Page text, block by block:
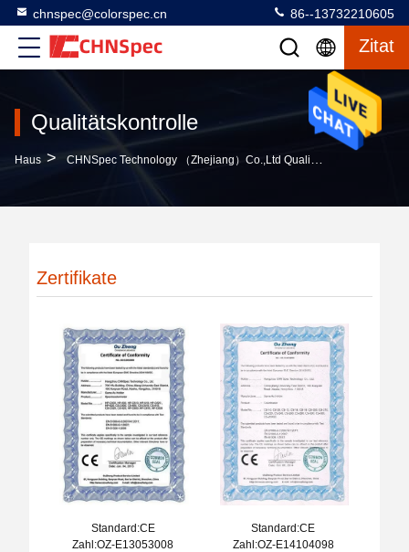
chnspec@colorspec.cn 86--13732210605
Zitat
Qualitätskontrolle
Haus > CHNSpec Technology （Zhejiang）Co.,Ltd Qualitätskontrolle
Zertifikate
Standard:CE
Zahl:OZ-E13053008
Standard:CE
Zahl:OZ-E14104098